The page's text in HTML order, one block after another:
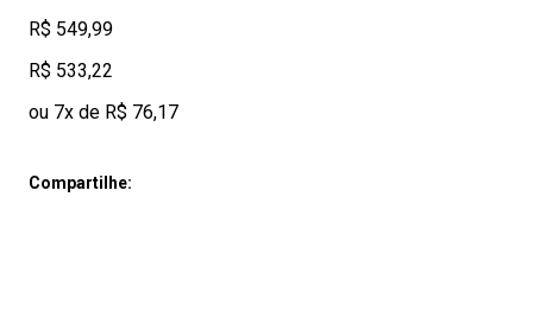
R$ 549,99
R$ 533,22
ou 7x de R$ 76,17
Compartilhe: